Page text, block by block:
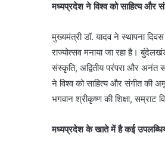
मध्यप्रदेश ने विश्व को साहित्य और
मुख्यमंत्री डॉ. यादव ने स्थापना
राज्योत्सव मनाया जा रहा है।
संस्कृति, अद्वितीय परंपरा और अनंत
ने विश्व को साहित्य और संगीत की
भगवान श्रीकृष्ण की शिक्षा, सम्राट
मध्यप्रदेश के खाते में है कई